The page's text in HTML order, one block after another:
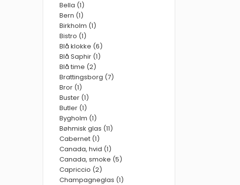
Bella (1)
Bern (1)
Birkholm (1)
Bistro (1)
Blå klokke (6)
Blå Saphir (1)
Blå time (2)
Brattingsborg (7)
Bror (1)
Buster (1)
Butler (1)
Bygholm (1)
Bøhmisk glas (11)
Cabernet (1)
Canada, hvid (1)
Canada, smoke (5)
Capriccio (2)
Champagneglas (1)